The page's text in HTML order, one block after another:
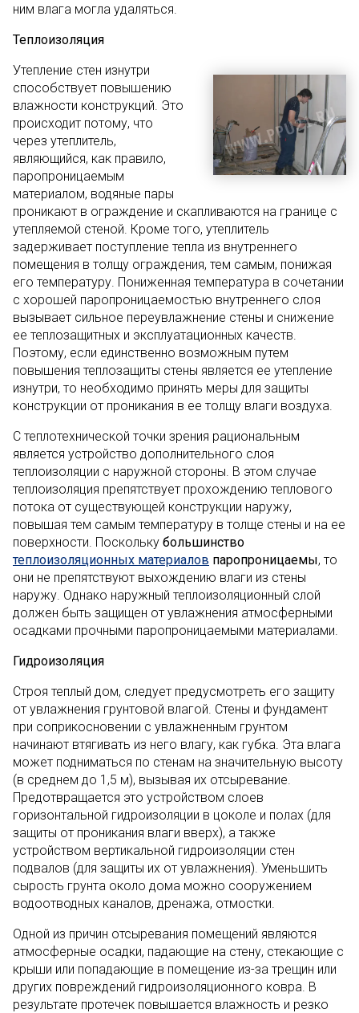
ним влага могла удаляться.
Теплоизоляция
Утепление стен изнутри
способствует повышению
влажности конструкций. Это
происходит потому, что
через утеплитель,
являющийся, как правило,
паропроницаемым
материалом, водяные пары
проникают в ограждение и скапливаются на границе с
утепляемой стеной. Кроме того, утеплитель
задерживает поступление тепла из внутреннего
помещения в толщу ограждения, тем самым, понижая
его температуру. Пониженная температура в сочетании
с хорошей паропроницаемостью внутреннего слоя
вызывает сильное переувлажнение стены и снижение
ее теплозащитных и эксплуатационных качеств.
Поэтому, если единственно возможным путем
повышения теплозащиты стены является ее утепление
изнутри, то необходимо принять меры для защиты
конструкции от проникания в ее толщу влаги воздуха.
С теплотехнической точки зрения рациональным
является устройство дополнительного слоя
теплоизоляции с наружной стороны. В этом случае
теплоизоляция препятствует прохождению теплового
потока от существующей конструкции наружу,
повышая тем самым температуру в толще стены и на ее
поверхности. Поскольку большинство
теплоизоляционных материалов паропроницаемы, то
они не препятствуют выхождению влаги из стены
наружу. Однако наружный теплоизоляционный слой
должен быть защищен от увлажнения атмосферными
осадками прочными паропроницаемыми материалами.
Гидроизоляция
Строя теплый дом, следует предусмотреть его защиту
от увлажнения грунтовой влагой. Стены и фундамент
при соприкосновении с увлажненным грунтом
начинают втягивать из него влагу, как губка. Эта влага
может подниматься по стенам на значительную высоту
(в среднем до 1,5 м), вызывая их отсыревание.
Предотвращается это устройством слоев
горизонтальной гидроизоляции в цоколе и полах (для
защиты от проникания влаги вверх), а также
устройством вертикальной гидроизоляции стен
подвалов (для защиты их от увлажнения). Уменьшить
сырость грунта около дома можно сооружением
водоотводных каналов, дренажа, отмостки.
Одной из причин отсыревания помещений являются
атмосферные осадки, падающие на стену, стекающие с
крыши или попадающие в помещение из-за трещин или
других повреждений гидроизоляционного ковра. В
результате протечек повышается влажность и резко